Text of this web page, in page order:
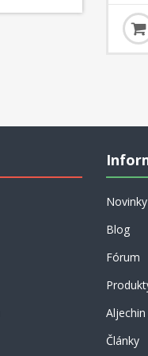
ale
Novinky
Blog
Fórum
Aljechin
Články